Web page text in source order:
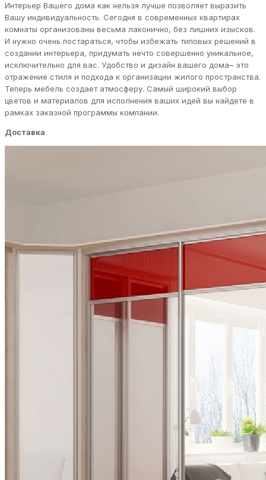
Интерьер Вашего дома как нельзя лучше позволяет выразить
Вашу индивидуальность. Сегодня в современных квартирах
комнаты организованы весьма лаконично, без лишних изысков.
И нужно очень постараться, чтобы избежать типовых решений в
создании интерьера, придумать нечто совершенно уникальное,
исключительно для вас. Удобство и дизайн вашего дома– это
отражение стиля и подхода к организации жилого пространства.
Теперь мебель создает атмосферу. Самый широкий выбор
цветов и материалов для исполнения ваших идей вы найдете в
рамках заказной программы компании.
Доставка